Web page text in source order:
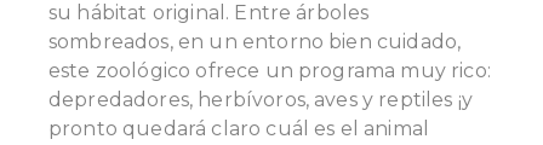
su hábitat original. Entre árboles
sombreados, en un entorno bien cuidado,
este zoológico ofrece un programa muy rico:
depredadores, herbívoros, aves y reptiles ¡y
pronto quedará claro cuál es el animal